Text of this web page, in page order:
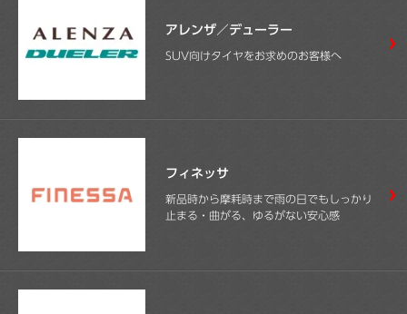
アレンザ／デューラー
SUV向けタイヤをお求めのお客様へ
フィネッサ
新品時から摩耗時まで雨の日でもしっかり
止まる・曲がる、ゆるがない安心感